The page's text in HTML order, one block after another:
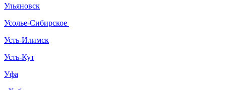
Ульяновск
Усолье-Сибирское
Усть-Илимск
Усть-Кут
Уфа